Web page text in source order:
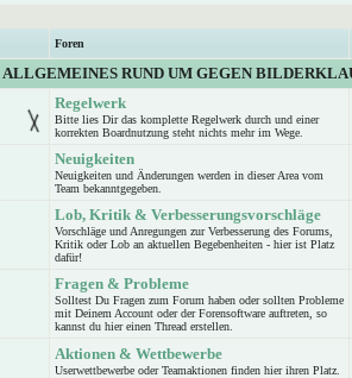
Foren
ALLGEMEINES RUND UM GEGEN
Regelwerk
Bitte lies Dir das komplette Regelwerk durch und einer
korrekten Boardnutzung steht nichts mehr im Wege.
Neuigkeiten
Neuigkeiten und Änderungen werden in dieser Area vom
Team bekanntgegeben.
Lob, Kritik & Verbesserungsvorschläge
Vorschläge und Anregungen zur Verbesserung des Forums,
Kritik oder Lob an aktuellen Begebenheiten - hier ist Platz
dafür!
Fragen & Probleme
Solltest Du Fragen zum Forum haben oder sollten Probleme
mit Deinem Account oder der Forensoftware auftreten, so
kannst du hier einen Thread erstellen.
Aktionen & Wettbewerbe
Userwettbewerbe oder Teamaktionen finden hier ihren Platz.